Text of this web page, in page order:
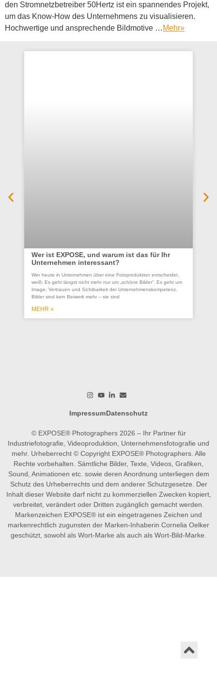
den Stromnetzbetreiber 50Hertz ist ein spannendes Projekt,
um das Know-How des Unternehmens zu visualisieren.
Hochwertige und ansprechende Bildmotive … Mehr»
Wer ist EXPOSE, und warum ist das für Ihr
Unternehmen interessant?
Wer heute in Unternehmen über eine Fotoproduktion entscheidet,
weiß: Es geht längst nicht mehr nur um „schöne Bilder“. Es geht um
Image, Vertrauen und Sichtbarkeit der Unternehmenskompetenz.
Bilder sind kein Beiwerk mehr – sie sind
MEHR »
ImpressumDatenschutz
© EXPOSE® Photographers 2026 – Ihr Partner für
Industriefotografie, Videoproduktion, Unternehmensfotografie und
mehr. Urheberrecht © Copyright EXPOSE® Photographers. Alle
Rechte vorbehalten. Sämtliche Bilder, Texte, Videos, Grafiken,
Sound, Animationen etc. sowie deren Anordnung unterliegen dem
Schutz des Urheberrechts und dem anderer Schutzgesetze. Der
Inhalt dieser Website darf nicht zu kommerziellen Zwecken kopiert,
verbreitet, verändert oder Dritten zugänglich gemacht werden.
Markenzeichen EXPOSE® ist ein eingetragenes Zeichen und
markenrechtlich zugunsten der Marken-Inhaberin Cornelia Oelker
geschützt, sowohl als Wort-Marke als auch als Wort-Bild-Marke.